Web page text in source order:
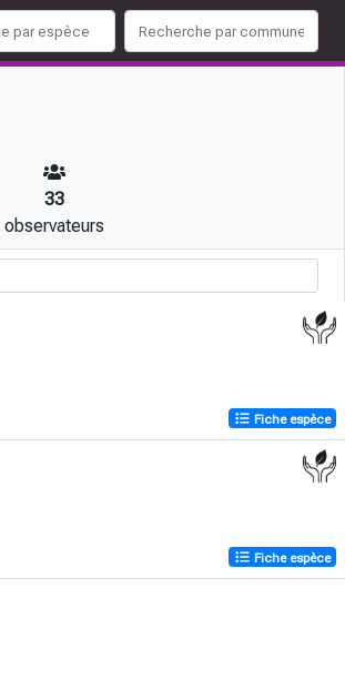
33
observateurs
Fiche espèce
Fiche espèce